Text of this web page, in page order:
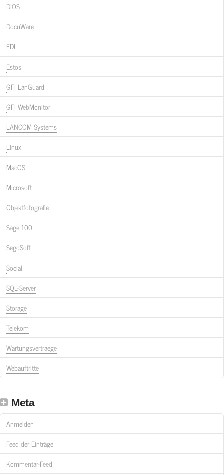
DIOS
DocuWare
EDI
Estos
GFI LanGuard
GFI WebMonitor
LANCOM Systems
Linux
MacOS
Microsoft
Objektfotografie
Sage 100
SegoSoft
Social
SQL-Server
Storage
Telekom
Wartungsvertraege
Webauftritte
Meta
Anmelden
Feed der Einträge
Kommentar-Feed